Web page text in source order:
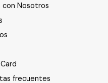
con Nosotros
frecuentes